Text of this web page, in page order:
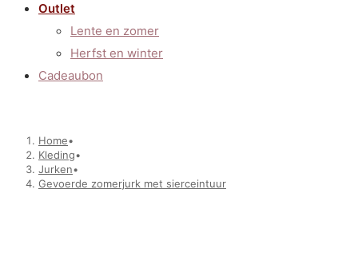
Outlet
Lente en zomer
Herfst en winter
Cadeaubon
Home•
Kleding•
Jurken•
Gevoerde zomerjurk met sierceintuur